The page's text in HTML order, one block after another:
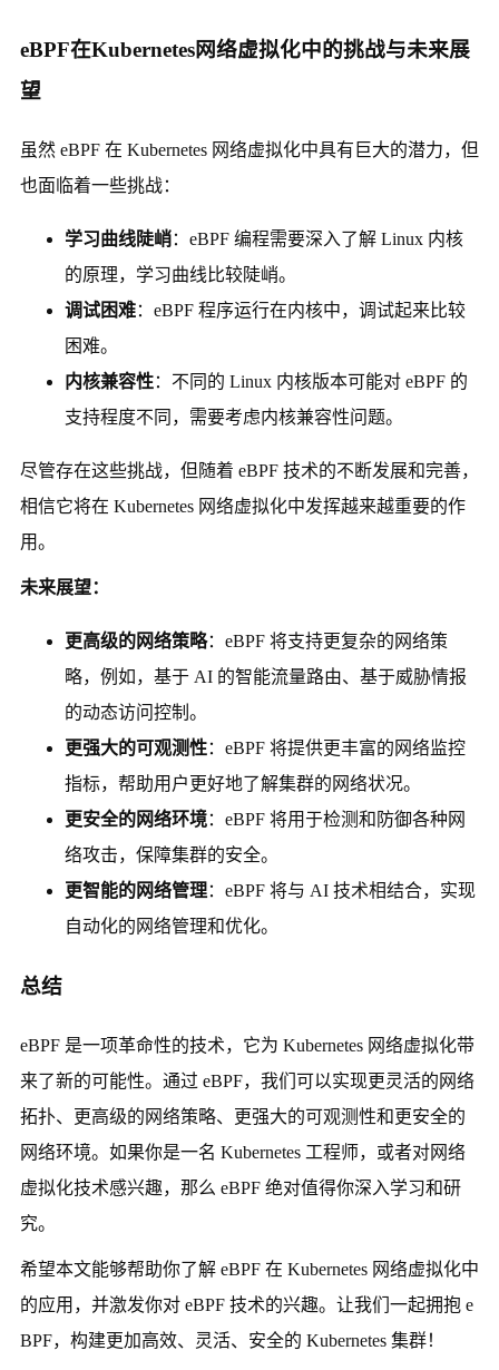
eBPF在Kubernetes网络虚拟化中的挑战与未来展
望
虽然 eBPF 在 Kubernetes 网络虚拟化中具有巨大的潜力，但
也面临着一些挑战：
学习曲线陡峭：eBPF 编程需要深入了解 Linux 内核
的原理，学习曲线比较陡峭。
调试困难：eBPF 程序运行在内核中，调试起来比较
困难。
内核兼容性：不同的 Linux 内核版本可能对 eBPF 的
支持程度不同，需要考虑内核兼容性问题。
尽管存在这些挑战，但随着 eBPF 技术的不断发展和完善，
相信它将在 Kubernetes 网络虚拟化中发挥越来越重要的作
用。
未来展望：
更高级的网络策略：eBPF 将支持更复杂的网络策
略，例如，基于 AI 的智能流量路由、基于威胁情报
的动态访问控制。
更强大的可观测性：eBPF 将提供更丰富的网络监控
指标，帮助用户更好地了解集群的网络状况。
更安全的网络环境：eBPF 将用于检测和防御各种网
络攻击，保障集群的安全。
更智能的网络管理：eBPF 将与 AI 技术相结合，实现
自动化的网络管理和优化。
总结
eBPF 是一项革命性的技术，它为 Kubernetes 网络虚拟化带
来了新的可能性。通过 eBPF，我们可以实现更灵活的网络
拓扑、更高级的网络策略、更强大的可观测性和更安全的
网络环境。如果你是一名 Kubernetes 工程师，或者对网络
虚拟化技术感兴趣，那么 eBPF 绝对值得你深入学习和研
究。
希望本文能够帮助你了解 eBPF 在 Kubernetes 网络虚拟化中
的应用，并激发你对 eBPF 技术的兴趣。让我们一起拥抱 e
BPF，构建更加高效、灵活、安全的 Kubernetes 集群！